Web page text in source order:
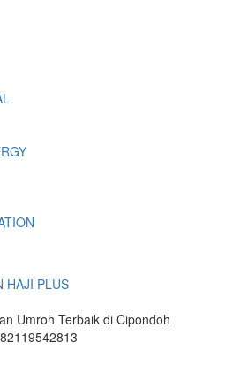
HAJI PLUS
Umroh Terbaik di Cipondoh